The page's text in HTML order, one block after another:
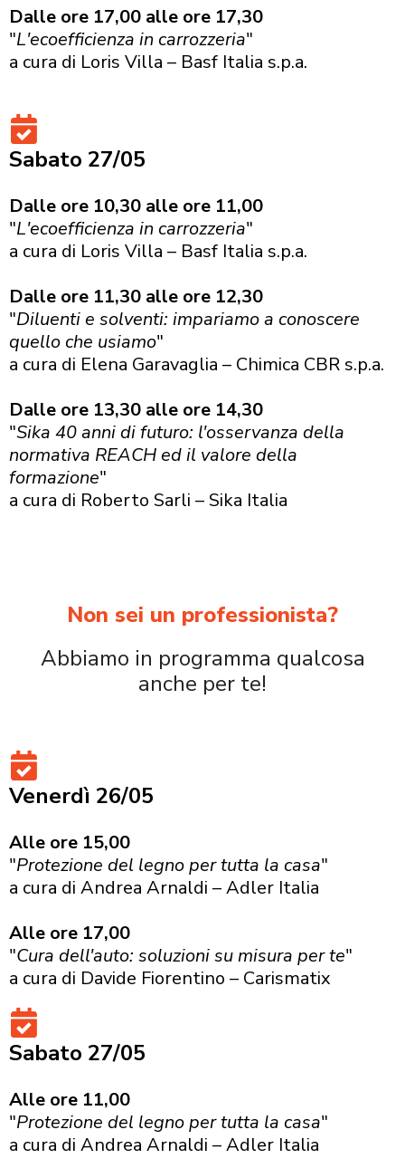
Dalle ore 17,00 alle ore 17,30
"L'ecoefficienza in carrozzeria"
a cura di Loris Villa – Basf Italia s.p.a.
Sabato 27/05
Dalle ore 10,30 alle ore 11,00
"L'ecoefficienza in carrozzeria"
a cura di Loris Villa – Basf Italia s.p.a.
Dalle ore 11,30 alle ore 12,30
"Diluenti e solventi: impariamo a conoscere
quello che usiamo"
a cura di Elena Garavaglia – Chimica CBR s.p.a.
Dalle ore 13,30 alle ore 14,30
"Sika 40 anni di futuro: l'osservanza della
normativa REACH ed il valore della
formazione"
a cura di Roberto Sarli – Sika Italia
Non sei un professionista?
Abbiamo in programma qualcosa
anche per te!
Venerdì 26/05
Alle ore 15,00
"Protezione del legno per tutta la casa"
a cura di Andrea Arnaldi – Adler Italia
Alle ore 17,00
"Cura dell'auto: soluzioni su misura per te"
a cura di Davide Fiorentino – Carismatix
Sabato 27/05
Alle ore 11,00
"Protezione del legno per tutta la casa"
a cura di Andrea Arnaldi – Adler Italia